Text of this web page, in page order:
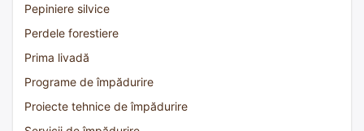
Pepiniere silvice
Perdele forestiere
Prima livadă
Programe de împădurire
Proiecte tehnice de împădurire